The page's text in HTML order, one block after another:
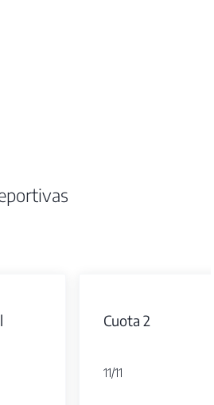
Cuota 2
11/11